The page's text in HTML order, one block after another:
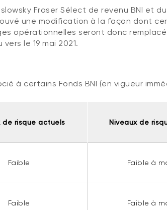
Fraser Sélect de revenu BNI et
une modification à la façon dont
opérationnelles seront donc
le 19 mai 2021.
à certains Fonds BNI (en vigueur
de risque actuels Niveaux de
Faible Faible à
Faible Faible à